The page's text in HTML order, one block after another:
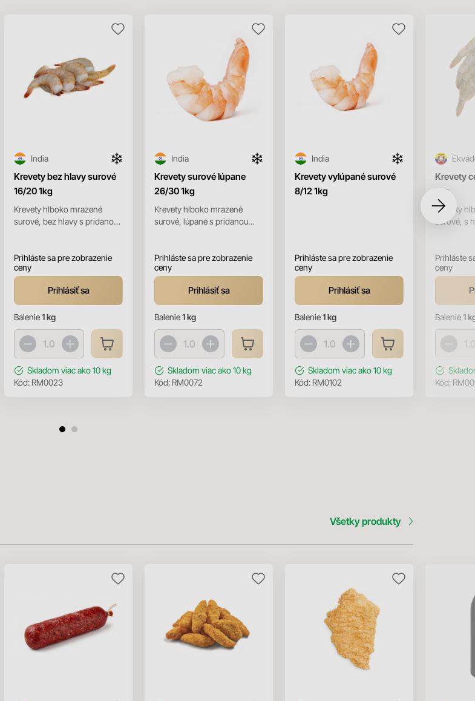
Krevety bez hlavy surové
16/20 1kg
Krevety hlboko mrazené
surové, bez hlavy s pridanou
India
Prihláste sa pre zobrazenie
ceny
Prihlásiť sa
Balenie1 kg
Skladom viac ako 10 kg
Kód: RM0023
Krevety surové lúpane
26/30 1kg
Krevety hlboko mrazené
surové, lúpané s pridanou
80...
India
Prihláste sa pre zobrazenie
ceny
Prihlásiť sa
Balenie1 kg
Skladom viac ako 10 kg
Kód: RM0072
Krevety vylúpané surové
8/12 1kg
India
Prihláste sa pre zobrazenie
ceny
Prihlásiť sa
Balenie1 kg
Skladom viac ako 10 kg
Kód: RM0102
Krevety
1kg
Krevety
surové, s
1kg,...
Prihláste
ceny
Balenie1
Kód:
Všetky produkty